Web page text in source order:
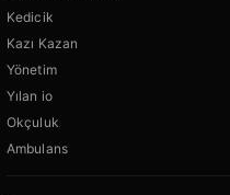
Kedicik
Kazı Kazan
Yönetim
Yılan io
Okçuluk
Ambulans